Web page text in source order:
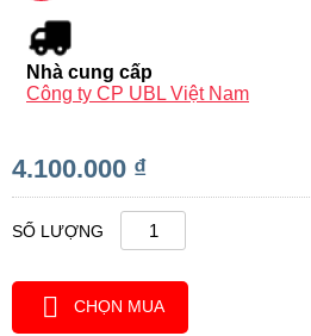
Nhà cung cấp
Công ty CP UBL Việt Nam
4.100.000 ₫
SỐ LƯỢNG
CHỌN MUA